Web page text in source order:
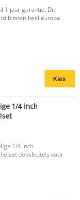
1 jaar garantie. Dit
binnen heel europa.
1/4 inch
1/4 inch
set dopsleutels voor
voor wie op zoek is